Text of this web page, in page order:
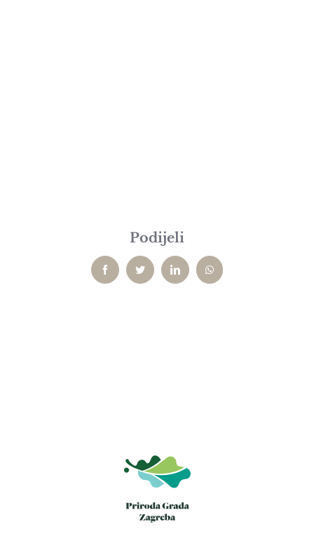
Podijeli
FacebookTwitter LinkedInWhatsApp